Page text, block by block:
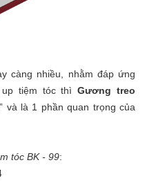
càng nhiều, nhằm đáp ứng
up tiệm tóc thìGương treo
và là 1 phần quan trọng của
tóc BK - 99: